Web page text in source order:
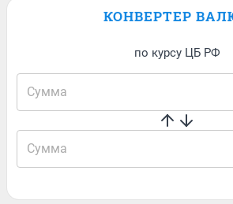
КОНВЕРТЕР
по курсу ЦБ РФ